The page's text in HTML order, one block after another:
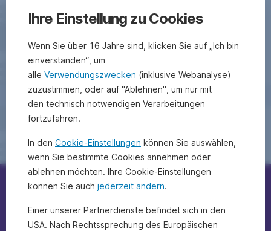
Erste Bank/Sparkassen kontaktieren
Fragen, Ideen, Anregungen?
Ihre Einstellung zu Cookies
Wenn Sie über 16 Jahre sind, klicken Sie auf „Ich bin
einverstanden“, um
alle Verwendungszwecken (inklusive Webanalyse)
zuzustimmen, oder auf "Ablehnen", um nur mit
den technisch notwendigen Verarbeitungen
fortzufahren.
In den Cookie-Einstellungen können Sie auswählen,
wenn Sie bestimmte Cookies annehmen oder
ablehnen möchten. Ihre Cookie-Einstellungen
können Sie auch jederzeit ändern.
Einer unserer Partnerdienste befindet sich in den
USA. Nach Rechtssprechung des Europäischen